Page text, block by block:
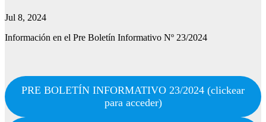
Jul 8, 2024
Información en el Pre Boletín Informativo Nº 23/2024
PRE BOLETÍN INFORMATIVO 23/2024 (clickear
para acceder)